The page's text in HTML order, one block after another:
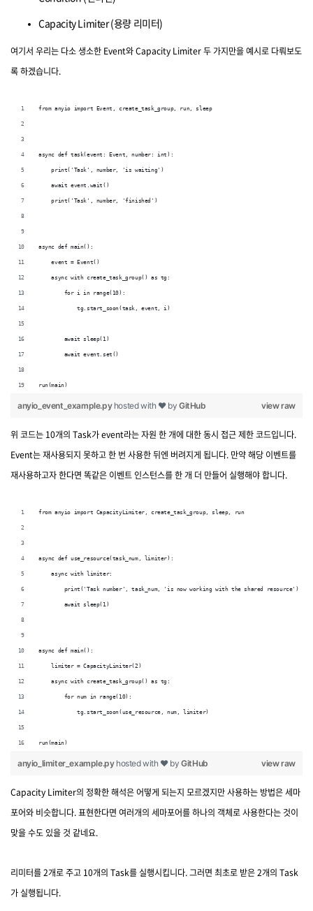
Capacity Limiter (용량 리미터)
여기서 우리는 다소 생소한 Event와 Capacity Limiter 두 가지만을 예시로 다뤄보도
록 하겠습니다.
from anyio import Event, create_task_group, run, sleep
async def task(event: Event, number: int):
    print('Task', number, 'is waiting')
    await event.wait()
    print('Task', number, 'finished')
async def main():
    event = Event()
    async with create_task_group() as tg:
        for i in range(10):
            tg.start_soon(task, event, i)
        await sleep(1)
        await event.set()
run(main)
view raw
anyio_event_example.py hosted with ❤ byGitHub
위 코드는 10개의 Task가 event라는 자원 한 개에 대한 동시 접근 제한 코드입니다.
Event는 재사용되지 못하고 한 번 사용한 뒤엔 버려지게 됩니다. 만약 해당 이벤트를
재사용하고자 한다면 똑같은 이벤트 인스턴스를 한 개 더 만들어 실행해야 합니다.
from anyio import CapacityLimiter, create_task_group, sleep, run
async def use_resource(task_num, limiter):
    async with limiter:
        print('Task number', task_num, 'is now working with the shared resource')
        await sleep(1)
async def main():
    limiter = CapacityLimiter(2)
    async with create_task_group() as tg:
        for num in range(10):
            tg.start_soon(use_resource, num, limiter)
run(main)
view raw
anyio_limiter_example.py hosted with ❤ byGitHub
Capacity Limiter의 정확한 해석은 어떻게 되는지 모르겠지만 사용하는 방법은 세마
포어와 비슷합니다. 표현한다면 여러개의 세마포어를 하나의 객체로 사용한다는 것이
맞을 수도 있을 것 같네요.
리미터를 2개로 주고 10개의 Task를 실행시킵니다. 그러면 최초로 받은 2개의 Task
가 실행됩니다.